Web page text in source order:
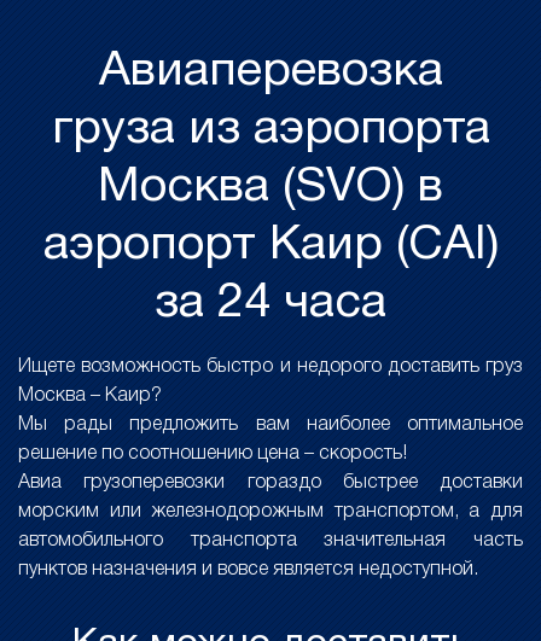
Авиаперевозка
груза из аэропорта
Москва (SVO) в
аэропорт Каир (CAI)
за 24 часа
Ищете возможность быстро и недорого доставить груз
Москва – Каир?
Мы рады предложить вам наиболее оптимальное
решение по соотношению цена – скорость!
Авиа грузоперевозки гораздо быстрее доставки
морским или железнодорожным транспортом, а для
автомобильного транспорта значительная часть
пунктов назначения и вовсе является недоступной.